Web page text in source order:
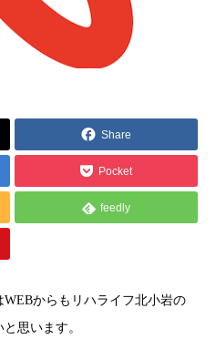
Share
Pocket
feedly
からもリハライフ北小岩の
思います。